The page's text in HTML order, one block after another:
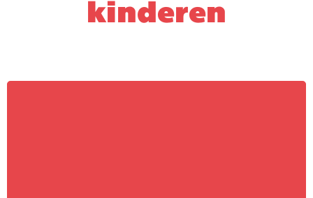
kinderen